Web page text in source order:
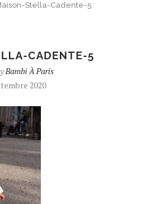
Stella-Cadente-5
CADENTE-5
Bambi À Paris
2020